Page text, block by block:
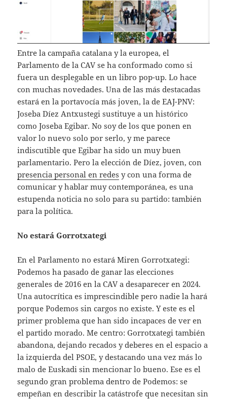
Entre la campaña catalana y la europea, el
Parlamento de la CAV se ha conformado como si
fuera un desplegable en un libro pop-up. Lo hace
con muchas novedades. Una de las más destacadas
estará en la portavocía más joven, la de EAJ-PNV:
Joseba Díez Antxustegi sustituye a un histórico
como Joseba Egibar. No soy de los que ponen en
valor lo nuevo solo por serlo, y me parece
indiscutible que Egibar ha sido un muy buen
parlamentario. Pero la elección de Díez, joven, con
presencia personal en redes y con una forma de
comunicar y hablar muy contemporánea, es una
estupenda noticia no solo para su partido: también
para la política.
No estará Gorrotxategi
En el Parlamento no estará Miren Gorrotxategi:
Podemos ha pasado de ganar las elecciones
generales de 2016 en la CAV a desaparecer en 2024.
Una autocrítica es imprescindible pero nadie la hará
porque Podemos sin cargos no existe. Y este es el
primer problema que han sido incapaces de ver en
el partido morado. Me centro: Gorrotxategi también
abandona, dejando recados y deberes en el espacio a
la izquierda del PSOE, y destacando una vez más lo
malo de Euskadi sin mencionar lo bueno. Ese es el
segundo gran problema dentro de Podemos: se
empeñan en describir la catástrofe que necesitan sin